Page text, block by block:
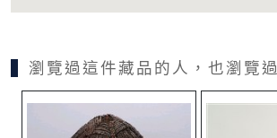
瀏覽過這件藏品的人，也瀏覽過